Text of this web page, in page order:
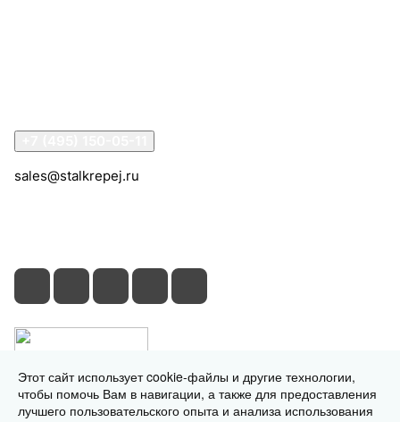
sales@stalkrepej.ru
Этот сайт использует cookie-файлы и другие технологии,
чтобы помочь Вам в навигации, а также для предоставления
лучшего пользовательского опыта и анализа использования